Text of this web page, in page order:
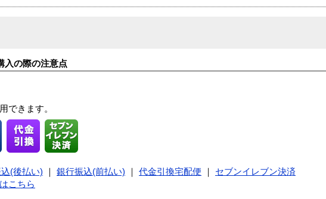
入の際の注意点
できます。
(後払い) 銀行振込(前払い) 代金引換宅配便
セブンイレブン決済
こちら